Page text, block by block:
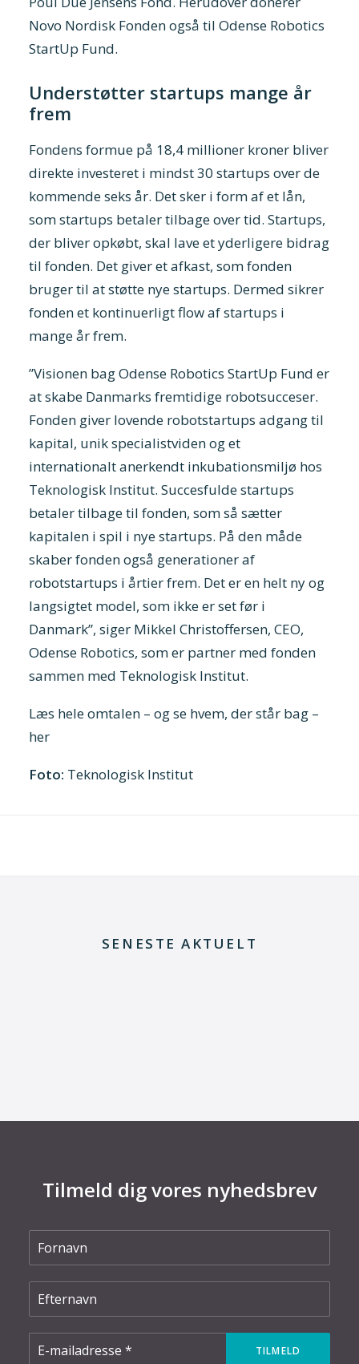
Novo Nordisk Fonden også til Odense Robotics
StartUp Fund.
Understøtter startups mange år
frem
Fondens formue på 18,4 millioner kroner bliver
direkte investeret i mindst 30 startups over de
kommende seks år. Det sker i form af et lån,
som startups betaler tilbage over tid. Startups,
der bliver opkøbt, skal lave et yderligere bidrag
til fonden. Det giver et afkast, som fonden
bruger til at støtte nye startups. Dermed sikrer
fonden et kontinuerligt flow af startups i
mange år frem.
”Visionen bag Odense Robotics StartUp Fund er
at skabe Danmarks fremtidige robotsucceser.
Fonden giver lovende robotstartups adgang til
kapital, unik specialistviden og et
internationalt anerkendt inkubationsmiljø hos
Teknologisk Institut. Succesfulde startups
betaler tilbage til fonden, som så sætter
kapitalen i spil i nye startups. På den måde
skaber fonden også generationer af
robotstartups i årtier frem. Det er en helt ny og
langsigtet model, som ikke er set før i
Danmark”, siger Mikkel Christoffersen, CEO,
Odense Robotics, som er partner med fonden
sammen med Teknologisk Institut.
Læs hele omtalen – og se hvem, der står bag –
her
Foto: Teknologisk Institut
SENESTE AKTUELT
Tilmeld dig vores nyhedsbrev